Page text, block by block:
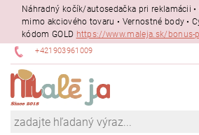
Náhradný kočík/autosedačka pri reklamácii
mimo akciového tovaru • Vernostné body •
kódom GOLD https://www.maleja.sk/bonus-
+421903961009